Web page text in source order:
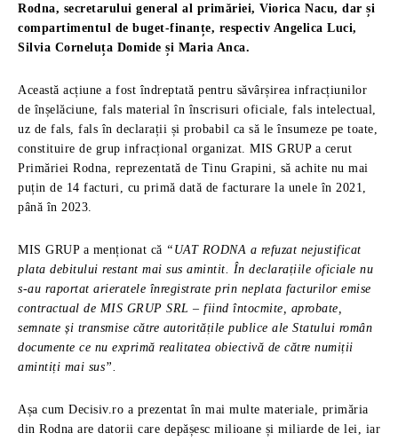
Rodna, secretarului general al primăriei, Viorica Nacu, dar și
compartimentul de buget-finanțe, respectiv Angelica Luci,
Silvia Corneluța Domide și Maria Anca.
Această acțiune a fost îndreptată pentru săvârșirea infracțiunilor
de înșelăciune, fals material în înscrisuri oficiale, fals intelectual,
uz de fals, fals în declarații și probabil ca să le însumeze pe toate,
constituire de grup infracțional organizat. MIS GRUP a cerut
Primăriei Rodna, reprezentată de Tinu Grapini, să achite nu mai
puțin de 14 facturi, cu primă dată de facturare la unele în 2021,
până în 2023.
MIS GRUP a menționat că “UAT RODNA a refuzat nejustificat
plata debitului restant mai sus amintit. În declarațiile oficiale nu
s-au raportat arieratele înregistrate prin neplata facturilor emise
contractual de MIS GRUP SRL – fiind întocmite, aprobate,
semnate și transmise către autoritățile publice ale Statului român
documente ce nu exprimă realitatea obiectivă de către numiții
amintiți mai sus”.
Așa cum Decisiv.ro a prezentat în mai multe materiale, primăria
din Rodna are datorii care depășesc milioane și miliarde de lei, iar